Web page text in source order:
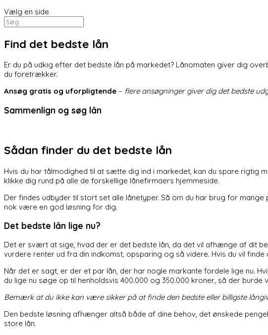
Vælg en side
Find det bedste lån
Er du på udkig efter det bedste lån på markedet? Lånomaten giver dig
du foretrækker.
Ansøg gratis og uforpligtende – flere ansøgninger giver dig det bedste
Sammenlign og søg lån
Sådan finder du det bedste lån
Hvis du har tålmodighed til at sætte dig ind i markedet, kan du spare rigtig
klikke dig rund på alle de forskellige lånefirmaers hjemmeside.
Der findes udbyder til stort set alle lånetyper. Så om du har brug for
nok være en god løsning for dig.
Det bedste lån lige nu?
Det er svært at sige, hvad der er det bedste lån, da det vil afhænge af dit
vurdere renter ud fra din indkomst, opsparing og så videre. Hvis du vil
Når det er sagt, er der et par lån, der har nogle markante fordele lige nu.
du lige nu søge op til henholdsvis 400.000 og 350.000 kroner, så der burde
Bemærk at du ikke kan være sikker på at finde den bedste eller billigste
Den bedste løsning afhænger altså både af dine behov, det ønskede
store lån.